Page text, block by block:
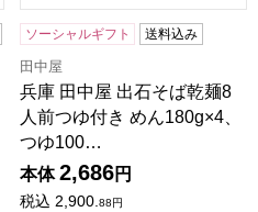
ソーシャルギフト 送料込み
田中屋
兵庫 田中屋 出石そば乾麺8
人前つゆ付き めん180g×4、
つゆ100…
本体 2,686円
税込 2,900. 88円